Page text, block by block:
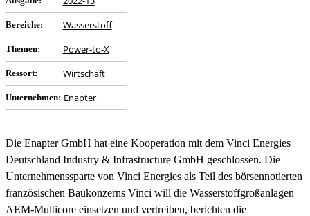
Bereiche: Wasserstoff
Themen: Power-to-X
Ressort: Wirtschaft
Unternehmen: Enapter
Die Enapter GmbH hat eine Kooperation mit dem Vinci Energies
Deutschland Industry & Infrastructure GmbH geschlossen. Die
Unternehmenssparte von Vinci Energies als Teil des börsennotierten
französischen Baukonzerns Vinci will die Wasserstoffgroßanlagen
AEM-Multicore einsetzen und vertreiben, berichten die